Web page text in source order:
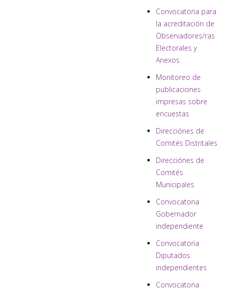
Convocatoria para
la acreditación de
Observadores/ras
Electorales y
Anexos
Monitoreo de
publicaciones
impresas sobre
encuestas
Direcciónes de
Comités Distritales
Direcciónes de
Comités
Municipales
Convocatoria
Gobernador
independiente
Convocatoria
Diputados
independientes
Convocatoria